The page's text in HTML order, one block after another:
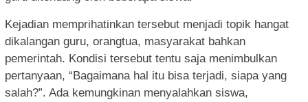
Kejadian memprihatinkan tersebut menjadi topik hangat
dikalangan guru, orangtua, masyarakat bahkan
pemerintah. Kondisi tersebut tentu saja menimbulkan
pertanyaan, “Bagaimana hal itu bisa terjadi, siapa yang
salah?”. Ada kemungkinan menyalahkan siswa,